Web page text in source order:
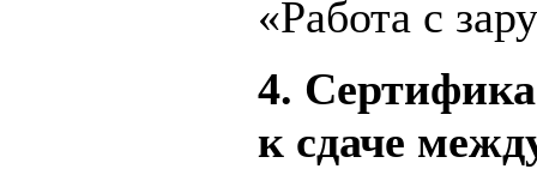
«Работа с
4.
к сдаче